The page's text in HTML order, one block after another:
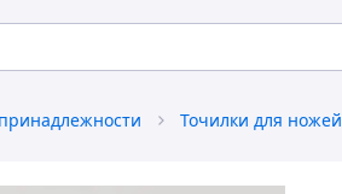
Точилки для ножей